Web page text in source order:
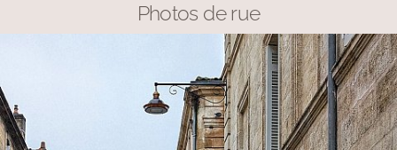
Photos de rue